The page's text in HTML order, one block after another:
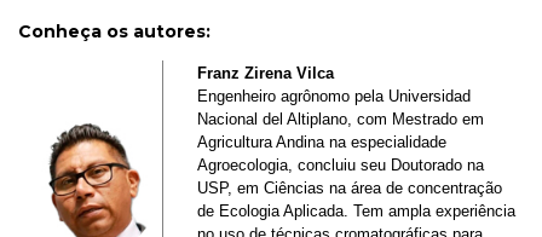
Conheça os autores:
Franz Zirena Vilca
Engenheiro agrônomo pela Universidad
Nacional del Altiplano, com Mestrado em
Agricultura Andina na especialidade
Agroecologia, concluiu seu Doutorado na
USP, em Ciências na área de concentração
de Ecologia Aplicada. Tem ampla experiência